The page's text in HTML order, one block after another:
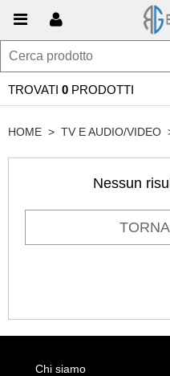
TROVATI 0 PRODOTTI
HOME > TV E AUDIO/VIDEO
Nessun
Chi siamo